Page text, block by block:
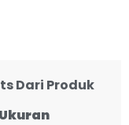
Dari Produk